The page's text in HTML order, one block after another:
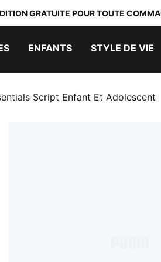
GRATUITE POUR TOUTE
ENFANTS STYLE DE VIE
Script Enfant Et Adolescent